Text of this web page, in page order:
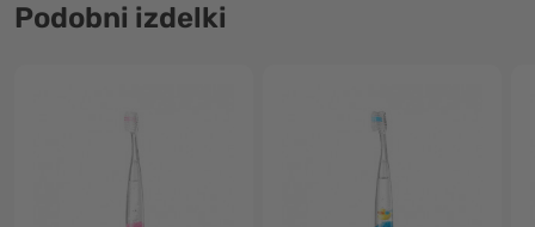
Podobni izdelki